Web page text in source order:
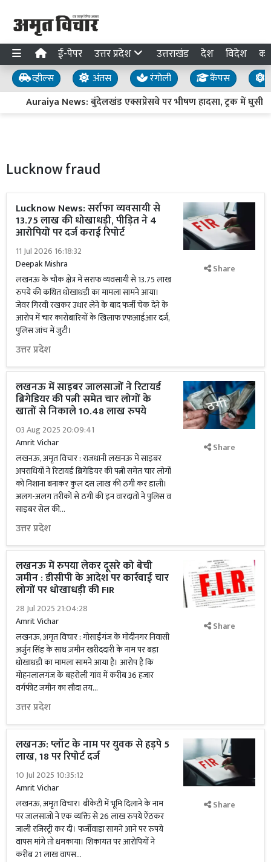
ई-पेपर उत्तर प्रदेश उत्तराखंड देश विदेश
व्हील्स अंतस रंगोली कैंपस
Auraiya News: बुंदेलखंड एक्सप्रेसवे पर भीषण हादसा, ट्रक में घुसी
Lucknow fraud
Lucknow News: सर्राफा व्यवसायी से
13.75 लाख की धोखाधड़ी, पीड़ित ने 4
आरोपियों पर दर्ज कराई रिपोर्ट
11 Jul 2026 16:18:32
Deepak Mishra
लखनऊ के चौक क्षेत्र में सराफ व्यवसायी से 13.75 लाख
रुपये की कथित धोखाधड़ी का मामला सामने आया।
जेवर गिरवी रखकर उधार लेने के बाद फर्जी चेक देने के
आरोप में चार कारोबारियों के खिलाफ एफआईआर दर्ज,
पुलिस जांच में जुटी।
उत्तर प्रदेश
Share
लखनऊ में साइबर जालसाजों ने रिटायर्ड
ब्रिगेडियर की पत्नी समेत चार लोगों के
खातों से निकाले 10.48 लाख रुपये
03 Aug 2025 20:09:41
Amrit Vichar
लखनऊ, अमृत विचार : राजधानी लखनऊ में साइबर
अपराधियों ने रिटायर्ड ब्रिगेडियर की पत्नी समेत चार लोगों
को निशाना बनाकर कुल दस लाख की ठगी कर डाली।
अलग-अलग तरीकों से ठगी की इन वारदातों ने पुलिस व
साइबर सेल की...
उत्तर प्रदेश
Share
लखनऊ में रुपया लेकर दूसरे को बेची
जमीन : डीसीपी के आदेश पर कार्रवाई चार
लोगों पर धोखाधड़ी की FIR
28 Jul 2025 21:04:28
Amrit Vichar
लखनऊ, अमृत विचार : गोसाईंगंज के मोदीनगर निवासी
अर्जुन सिंह के साथ ज़मीन खरीददारी के नाम पर बड़ा
धोखाधड़ी का मामला सामने आया है। आरोप है कि
मोहनलालगंज के बहरोली गांव में करीब 36 हजार
वर्गफीट जमीन का सौदा तय...
उत्तर प्रदेश
Share
लखनऊ: प्लॉट के नाम पर युवक से हड़पे 5
लाख, 18 पर रिपोर्ट दर्ज
10 Jul 2025 10:35:12
Amrit Vichar
लखनऊ, अमृत विचार। बीकेटी में भूमि दिलाने के नाम
पर जालसाजों ने एक व्यक्ति से 26 लाख रुपये ऐंठकर
जाली रजिस्ट्री कर दी। फर्जीवाड़ा सामने आने पर रुपये
वापस मांगे तो धमकाया। शिकायत पर आरोपियों ने
करीब 21 लाख वापस...
Share